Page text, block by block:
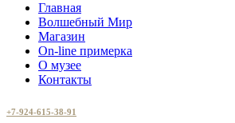
Главная
Волшебный Мир
Магазин
On-line примерка
О музее
Контакты
+7-924-615-38-91